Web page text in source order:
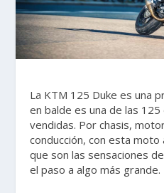
La KTM 125 Duke es una
en balde es una de las
vendidas. Por chasis,
conducción, con esta
que son las sensaciones
el paso a algo más grande.